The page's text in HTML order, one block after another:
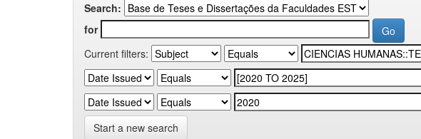
Search:
for
Current filters:
Start a new search